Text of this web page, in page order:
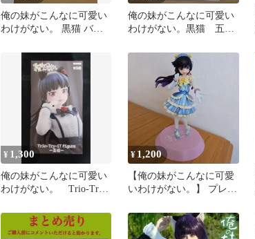
俺の妹がこんなに可愛い
わけがない。 黒猫 バニ
俺の妹がこんなに可愛い
わけがない。黒猫 五更
¥ 1,300
俺の妹がこんなに可愛い
わけがない。 Trio-Try-
¥ 1,200
【俺の妹がこんなに可愛
いわけがない。】 プレミ